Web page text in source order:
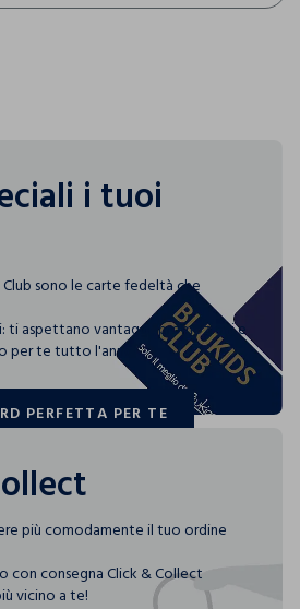
i tuoi
Club sono le carte fedeltà che
ti aspettano vantaggi, promozioni e
per te tutto l'anno!
PERFETTA PER TE
PERFETTA PER TE
più comodamente il tuo ordine
con consegna Click & Collect
vicino a te!